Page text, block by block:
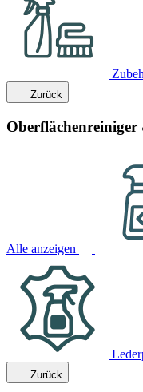
Zurück
Alle anzeigen
Zurück